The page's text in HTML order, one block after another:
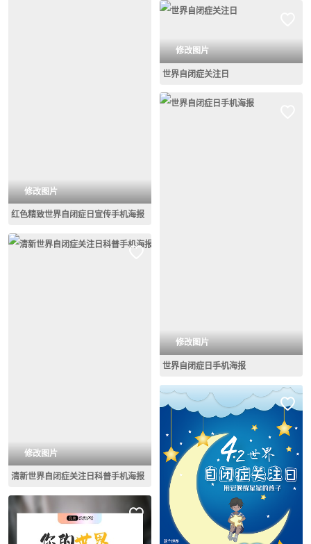
修改图片
红色精致世界自闭症日宣传手机海报
修改图片
清新世界自闭症关注日科普手机海报
修改图片
世界自闭症关注日
修改图片
世界自闭症日手机海报